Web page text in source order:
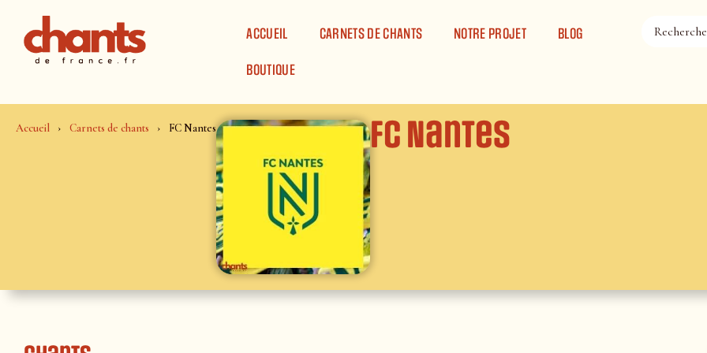
ACCUEIL
CARNETS DE CHANTS NOTRE PROJET BLOG
BOUTIQUE
Accueil Carnets de chants FC Nantes FC Nantes